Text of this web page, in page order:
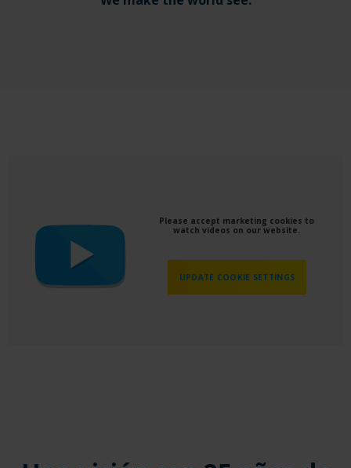
Please accept marketing cookies to
watch videos on our website.
UPDATE COOKIE SETTINGS